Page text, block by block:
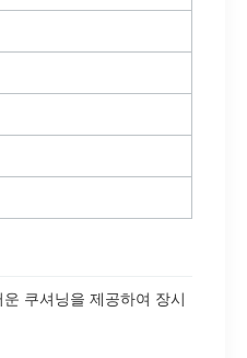
쿠셔닝을 제공하여 장시